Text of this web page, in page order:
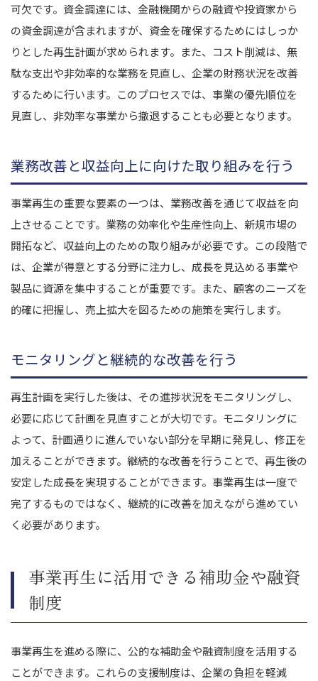
可欠です。資金調達には、金融機関からの融資や投資家から
の資金調達が含まれますが、資金を確保するためにはしっか
りとした再生計画が求められます。また、コスト削減は、無
駄な支出や非効率的な業務を見直し、企業の財務状況を改善
するために行います。このプロセスでは、事業の優先順位を
見直し、非効率な事業から撤退することも必要となります。
業務改善と収益向上に向けた取り組みを行う
事業再生の重要な要素の一つは、業務改善を通じて収益を向
上させることです。業務の効率化や生産性向上、新規市場の
開拓など、収益向上のための取り組みが必要です。この段階で
は、企業が得意とする分野に注力し、成長を見込める事業や
製品に資源を集中することが重要です。また、顧客のニーズを
的確に把握し、売上拡大を図るための施策を実行します。
モニタリングと継続的な改善を行う
再生計画を実行した後は、その進捗状況をモニタリングし、
必要に応じて計画を見直すことが大切です。モニタリングに
よって、計画通りに進んでいない部分を早期に発見し、修正を
加えることができます。継続的な改善を行うことで、再生後の
安定した成長を実現することができます。事業再生は一度で
完了するものではなく、継続的に改善を加えながら進めてい
く必要があります。
事業再生に活用できる補助金や融資
制度
事業再生を進める際に、公的な補助金や融資制度を活用する
ことができます。これらの支援制度は、企業の負担を軽減